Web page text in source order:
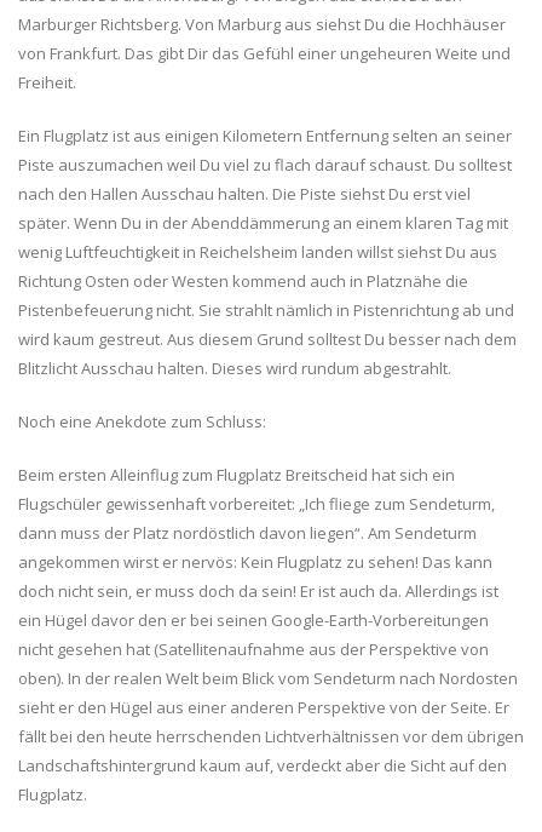
Marburger Richtsberg. Von Marburg aus siehst Du die Hochhäuser
von Frankfurt. Das gibt Dir das Gefühl einer ungeheuren Weite und
Freiheit.
Ein Flugplatz ist aus einigen Kilometern Entfernung selten an seiner
Piste auszumachen weil Du viel zu flach darauf schaust. Du solltest
nach den Hallen Ausschau halten. Die Piste siehst Du erst viel
später. Wenn Du in der Abenddämmerung an einem klaren Tag mit
wenig Luftfeuchtigkeit in Reichelsheim landen willst siehst Du aus
Richtung Osten oder Westen kommend auch in Platznähe die
Pistenbefeuerung nicht. Sie strahlt nämlich in Pistenrichtung ab und
wird kaum gestreut. Aus diesem Grund solltest Du besser nach dem
Blitzlicht Ausschau halten. Dieses wird rundum abgestrahlt.
Noch eine Anekdote zum Schluss:
Beim ersten Alleinflug zum Flugplatz Breitscheid hat sich ein
Flugschüler gewissenhaft vorbereitet: „Ich fliege zum Sendeturm,
dann muss der Platz nordöstlich davon liegen“. Am Sendeturm
angekommen wirst er nervös: Kein Flugplatz zu sehen! Das kann
doch nicht sein, er muss doch da sein! Er ist auch da. Allerdings ist
ein Hügel davor den er bei seinen Google-Earth-Vorbereitungen
nicht gesehen hat (Satellitenaufnahme aus der Perspektive von
oben). In der realen Welt beim Blick vom Sendeturm nach Nordosten
sieht er den Hügel aus einer anderen Perspektive von der Seite. Er
fällt bei den heute herrschenden Lichtverhältnissen vor dem übrigen
Landschaftshintergrund kaum auf, verdeckt aber die Sicht auf den
Flugplatz.